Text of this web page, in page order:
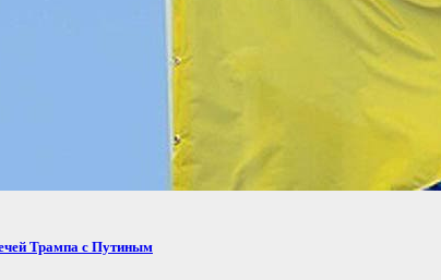
Трампа с Путиным